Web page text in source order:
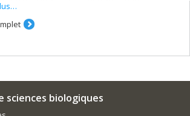
De façon plus appliquée, elle étudie
l’environnement naturel et de l’être humain
organismes : coupes forestières, précipitations
des lacs, contamination aux métaux
sciences biologiques